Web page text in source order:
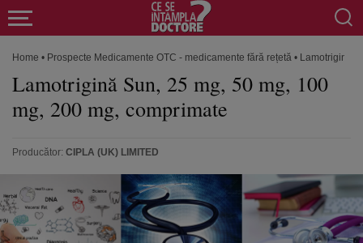
Home • Prospecte Medicamente OTC - medicamente fără rețetă • Lamotrigină
Lamotrigină Sun, 25 mg, 50 mg, 100
mg, 200 mg, comprimate
Producător: CIPLA (UK) LIMITED